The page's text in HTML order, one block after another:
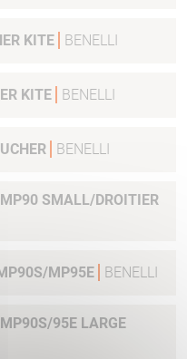
KITE BENELLI
KITE BENELLI
BENELLI
SMALL/DROITIER
MP95E BENELLI
95E LARGE